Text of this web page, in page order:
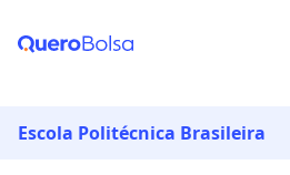
Escola Politécnica Brasileira